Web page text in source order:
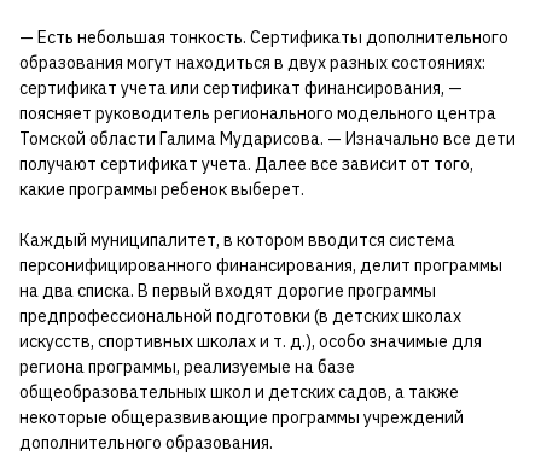
— Есть небольшая тонкость. Сертификаты дополнительного
образования могут находиться в двух разных состояниях:
сертификат учета или сертификат финансирования, —
поясняет руководитель регионального модельного центра
Томской области Галима Мударисова. — Изначально все дети
получают сертификат учета. Далее все зависит от того,
какие программы ребенок выберет.
Каждый муниципалитет, в котором вводится система
персонифицированного финансирования, делит программы
на два списка. В первый входят дорогие программы
предпрофессиональной подготовки (в детских школах
искусств, спортивных школах и т. д.), особо значимые для
региона программы, реализуемые на базе
общеобразовательных школ и детских садов, а также
некоторые общеразвивающие программы учреждений
дополнительного образования.